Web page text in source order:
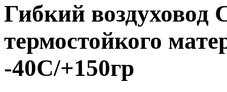
Гибкий воздуховод
термостойкого
-40С/+150гр